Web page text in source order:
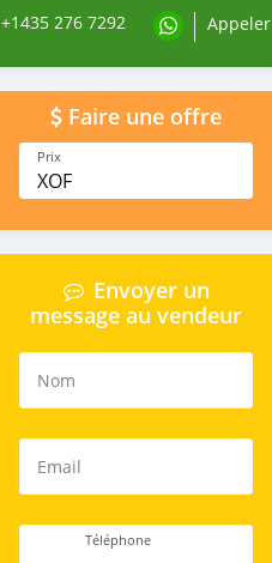
+1435 276 7292 Appeler
Faire une offre
Prix
XOF
Envoyer un
message au vendeur
Nom
Email
Téléphone